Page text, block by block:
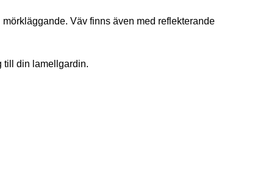
Väv finns även med reflekterande
till din lamellgardin.